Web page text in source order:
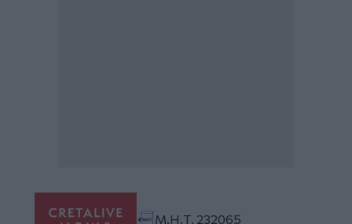
Μ.Η.Τ. 232065